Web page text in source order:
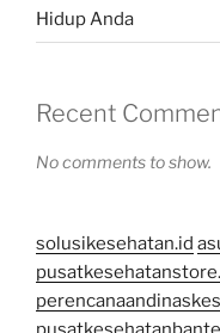
Hidup Anda
Recent
No comments to show.
solusikesehatan.id